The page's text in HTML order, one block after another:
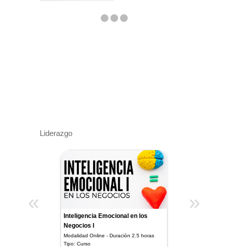
Liderazgo
Inteligencia Emocional en los
Negocios I
Modalidad Online - Duración 2.5 horas
Tipo: Curso
« »